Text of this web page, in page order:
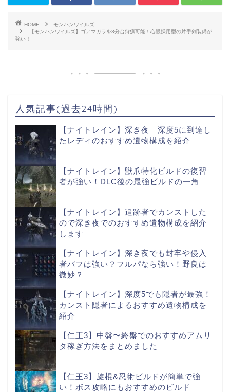
HOME
モンハンワイルズ
【モンハンワイルズ】ゴアマガラを3分台狩猟可能！心眼採用型の片手剣装備が
強い！
人気記事(過去24時間)
【ナイトレイン】深き夜 深度5に到達し
たレディのおすすめ遺物構成を紹介
【ナイトレイン】獣爪特化ビルドの復習
者が強い！DLC後の最強ビルドの一角
【ナイトレイン】追跡者でカンストした
ので深き夜でのおすすめ遺物構成を紹介
します
【ナイトレイン】深き夜でも封牢や侵入
者バフは強い？フルパなら強い！野良は
微妙？
【ナイトレイン】深度5でも隠者が最強！
カンスト隠者によるおすすめ遺物構成を
紹介
【仁王3】中盤〜終盤でのおすすめアムリ
タ稼ぎ方法をまとめました
【仁王3】旋棍&忍術ビルドが簡単で強
い！ボス攻略にもおすすめのビルド